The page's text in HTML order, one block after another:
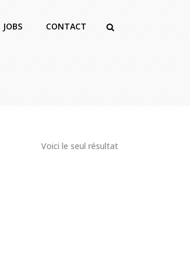
JOBS CONTACT
Voici le seul résultat